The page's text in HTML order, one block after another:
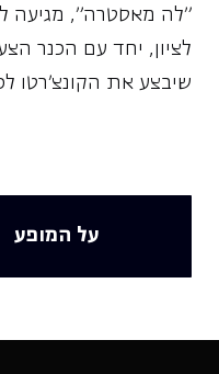
״לה מאסטרה״, מגיעה
לציון, יחד עם הכנר
שיבצע את הקונצ׳רטו
על המופע